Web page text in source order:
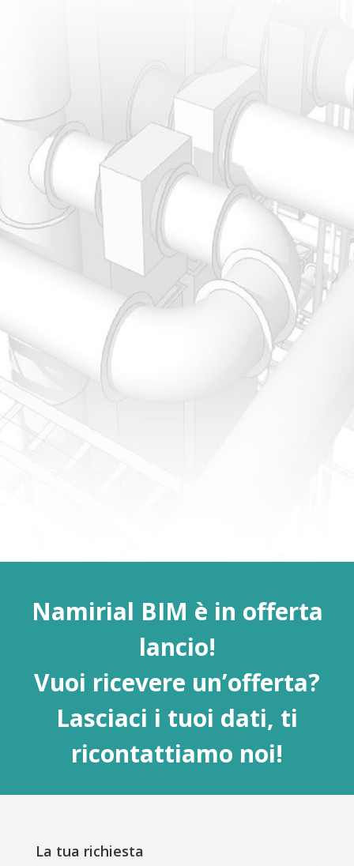
Namirial BIM è in offerta
lancio!
Vuoi ricevere un’offerta?
Lasciaci i tuoi dati, ti
ricontattiamo noi!
La tua richiesta